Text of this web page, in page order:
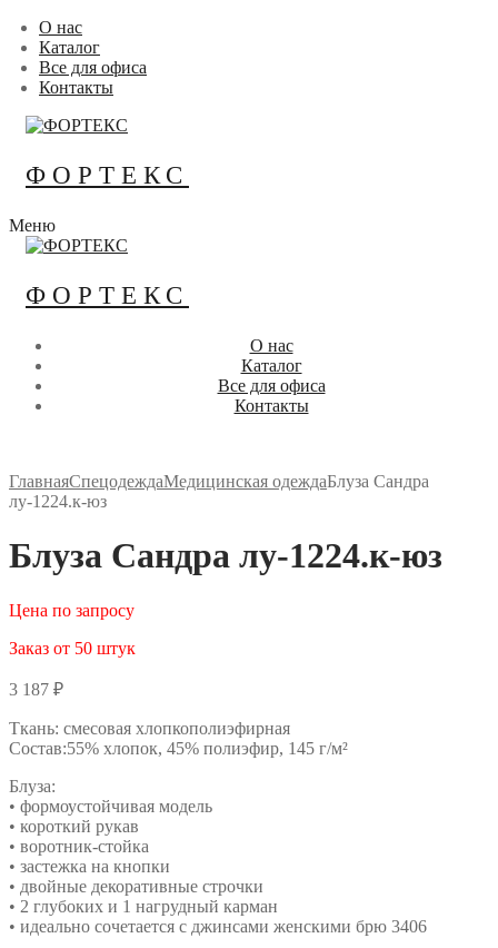
Перейти
содержимому
Меню
Закрыть
О нас
Каталог
Все для офиса
Контакты
ФОРТЕКС
Меню
ФОРТЕКС
О нас
Каталог
Все для офиса
Контакты
ГлавнаяСпецодеждаМедицинская одеждаБлуза Сандра
лу-1224.к-юз
Блуза Сандра лу-1224.к-юз
Цена по запросу
Заказ от 50 штук
3 187 ₽
Ткань: смесовая хлопкополиэфирная
Состав:55% хлопок, 45% полиэфир, 145 г/м²
Блуза:
• формоустойчивая модель
• короткий рукав
• воротник-стойка
• застежка на кнопки
• двойные декоративные строчки
• 2 глубоких и 1 нагрудный карман
• идеально сочетается с джинсами женскими брю 3406